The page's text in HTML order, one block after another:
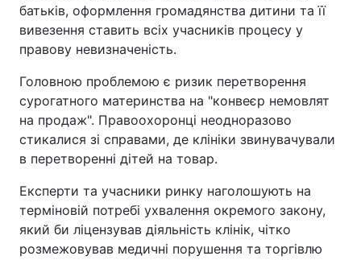
батьків, оформлення громадянства дитини та її
вивезення ставить всіх учасників процесу у
правову невизначеність.
Головною проблемою є ризик перетворення
сурогатного материнства на "конвеєр немовлят
на продаж". Правоохоронці неодноразово
стикалися зі справами, де клініки звинувачували
в перетворенні дітей на товар.
Експерти та учасники ринку наголошують на
терміновій потребі ухвалення окремого закону,
який би ліцензував діяльність клінік, чітко
розмежовував медичні порушення та торгівлю